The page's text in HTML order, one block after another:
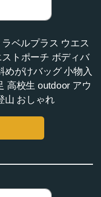
ラベルプラス ウエス
トポーチ ボディバ
めがけバッグ 小物入
校生 outdoor アウ
山 おしゃれ